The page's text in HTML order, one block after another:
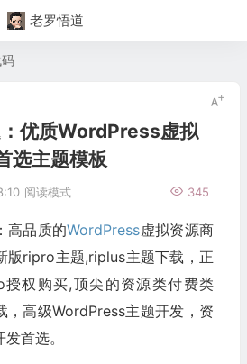
老罗悟道
优质WordPress虚拟
选主题模板
345
阅读模式
高品质的WordPress虚拟资源商
版ripro主题,riplus主题下载，正
权购买,顶尖的资源类付费类
，高级WordPress主题开发，资
首选。